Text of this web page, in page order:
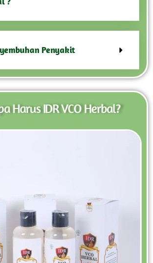
Penyakit
Harus IDR VCO Herbal?